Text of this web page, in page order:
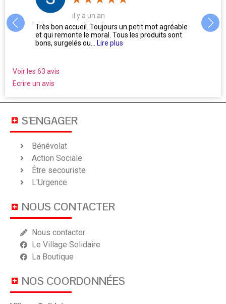
il y a un an
Très bon accueil. Toujours un petit mot agréable
et qui remonte le moral. Tous les produits sont
bons, surgelés ou...
Lire plus
Des
Voir les 63 avis
Ecrire un avis
S'ENGAGER
Bénévolat
Action Sociale
Être secouriste
L'Urgence
NOUS CONTACTER
Nous contacter
Le Village Solidaire
La Boutique
NOS COORDONNÉES